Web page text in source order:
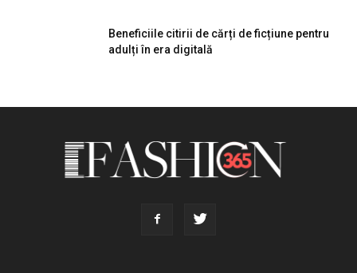
Beneficiile citirii de cărți de ficțiune pentru
adulți în era digitală